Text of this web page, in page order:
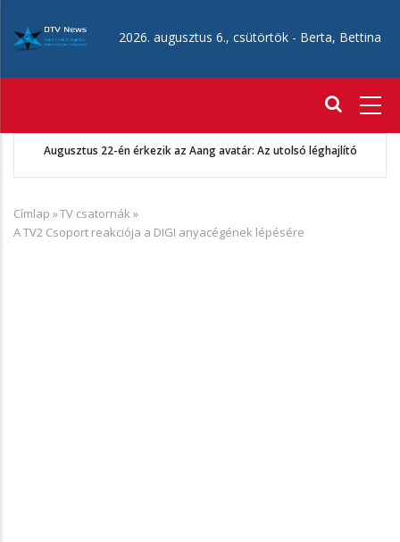
tartalomra
2026. augusztus 6., csütörtök - Berta, Bettina
Augusztus 22-én érkezik az Aang avatár: Az utolsó léghajlító
Morzsa
Címlap »TV csatornák »
A TV2 Csoport reakciója a DIGI anyacégének lépésére